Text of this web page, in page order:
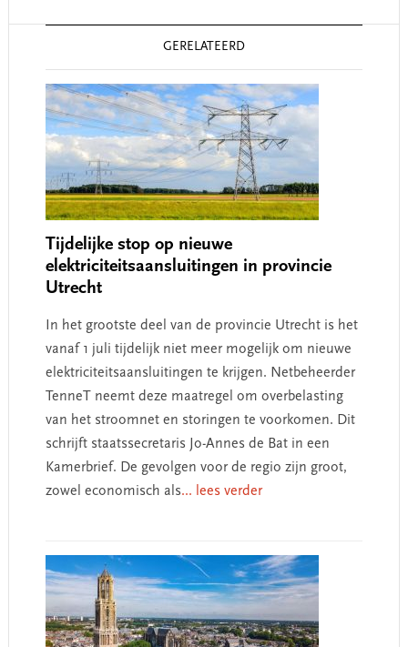
GERELATEERD
Tijdelijke stop op nieuwe
elektriciteitsaansluitingen in provincie
Utrecht
In het grootste deel van de provincie Utrecht is het
vanaf 1 juli tijdelijk niet meer mogelijk om nieuwe
elektriciteitsaansluitingen te krijgen. Netbeheerder
TenneT neemt deze maatregel om overbelasting
van het stroomnet en storingen te voorkomen. Dit
schrijft staatssecretaris Jo-Annes de Bat in een
Kamerbrief. De gevolgen voor de regio zijn groot,
zowel economisch als... lees verder